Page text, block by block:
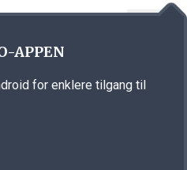
APPEN
for enklere tilgang til